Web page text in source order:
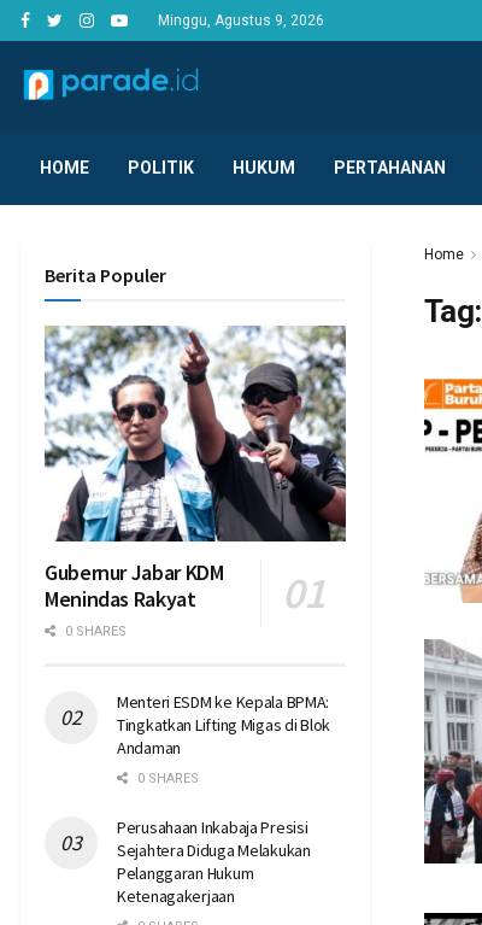
Minggu, Agustus 9, 2026
HOME POLITIK HUKUM PERTAHANAN
Home
Tag:
Berita Populer
Gubernur Jabar KDM
Menindas Rakyat
0 SHARES
Menteri ESDM ke Kepala BPMA:
Tingkatkan Lifting Migas di Blok
Andaman
0 SHARES
Perusahaan Inkabaja Presisi
Sejahtera Diduga Melakukan
Pelanggaran Hukum
Ketenagakerjaan